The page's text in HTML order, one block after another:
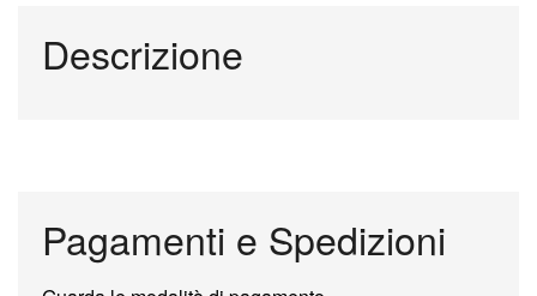
Descrizione
Pagamenti e Spedizioni